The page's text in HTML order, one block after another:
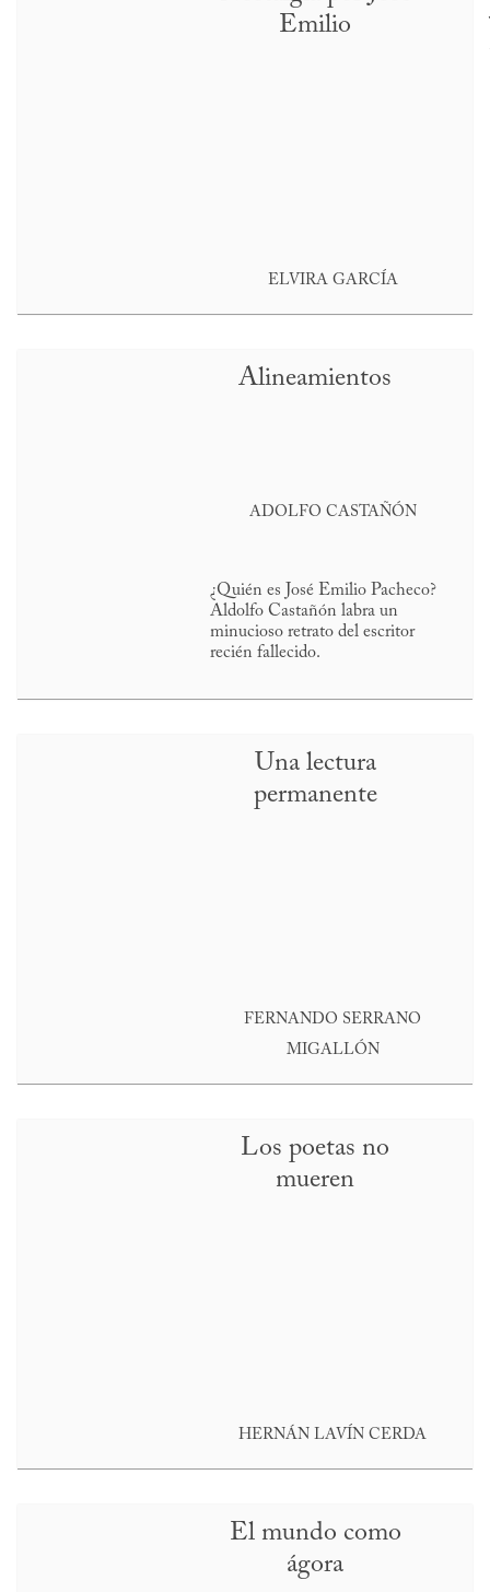
Emilio
ELVIRA GARCÍA
Alineamientos
ADOLFO CASTAÑÓN
¿Quién es José Emilio Pacheco?
Aldolfo Castañón labra un
minucioso retrato del escritor
recién fallecido.
Una lectura
permanente
FERNANDO SERRANO
MIGALLÓN
Los poetas no
mueren
HERNÁN LAVÍN CERDA
El mundo como
ágora